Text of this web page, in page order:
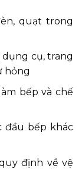
quạt trong
cụ, trang
hỏng
bếp và chế
đầu bếp khác
định về vệ